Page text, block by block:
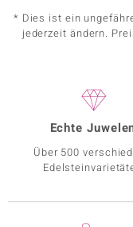
* Dies ist ein
jederzeit ändern.
Echte
Über 500